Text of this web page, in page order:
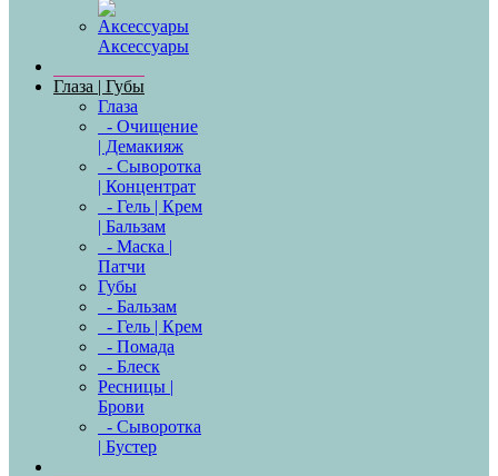
Аксессуары
Глаза | Губы
Глаза
- Очищение
| Демакияж
- Сыворотка
| Концентрат
- Гель | Крем
| Бальзам
- Маска |
Патчи
Губы
- Бальзам
- Гель | Крем
- Помада
- Блеск
Ресницы |
Брови
- Сыворотка
| Бустер